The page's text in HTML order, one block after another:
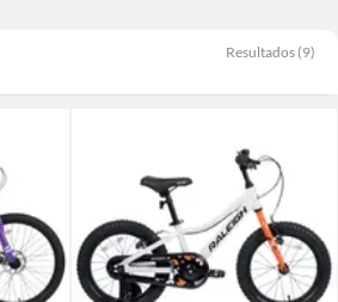
Resultados (9)